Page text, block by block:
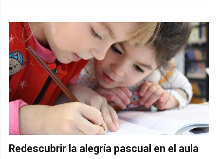
Redescubrir la alegría pascual en el aula